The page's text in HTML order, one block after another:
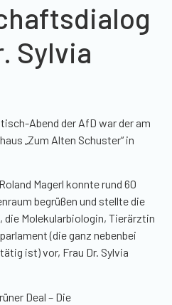
Sylvia
Abend der AfD war der am
„Zum Alten Schuster“ in
Magerl konnte rund 60
begrüßen und stellte die
die Molekularbiologin, Tierärztin
(die ganz nebenbei
ist) vor, Frau Dr. Sylvia
Deal – Die